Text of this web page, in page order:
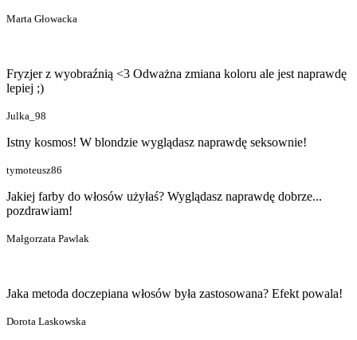
Marta Głowacka
Fryzjer z wyobraźnią <3 Odważna zmiana koloru ale jest naprawdę
lepiej ;)
Julka_98
Istny kosmos! W blondzie wyglądasz naprawdę seksownie!
tymoteusz86
Jakiej farby do włosów użyłaś? Wyglądasz naprawdę dobrze...
pozdrawiam!
Małgorzata Pawlak
Jaka metoda doczepiana włosów była zastosowana? Efekt powala!
Dorota Laskowska